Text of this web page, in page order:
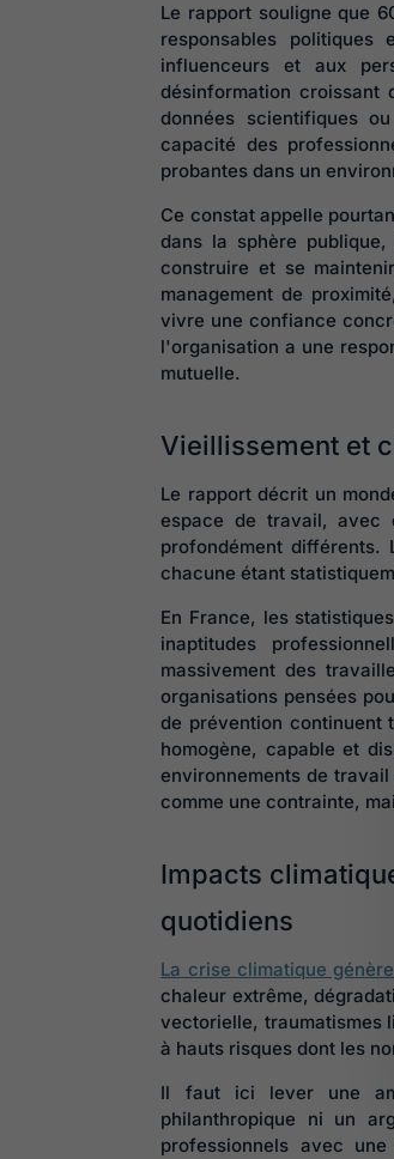
Le rapport souligne que
responsables
influenceurs et aux
désinformation croissant
données scientifiques
capacité des
probantes dans un
Ce constat appelle
dans la sphère
construire et se
management de
vivre une confiance
l'organisation a une
mutuelle.
Vieillissement et
Le rapport décrit un
espace de travail, avec
profondément différents.
chacune étant
En France, les
inaptitudes
massivement des
organisations pensées
de prévention continuent
homogène, capable et
environnements de
comme une contrainte,
Impacts
quotidiens
La crise climatique
chaleur extrême,
vectorielle, traumatismes
à hauts risques dont les
Il faut ici lever une
philanthropique ni un
professionnels avec